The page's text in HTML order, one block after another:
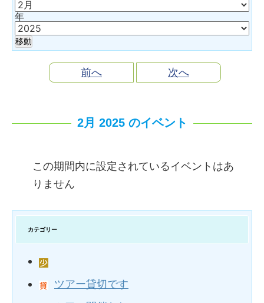
年
前へ 次へ
2月 2025 のイベント
この期間内に設定されているイベントはあ
りません
カテゴリー
ツアー貸切です